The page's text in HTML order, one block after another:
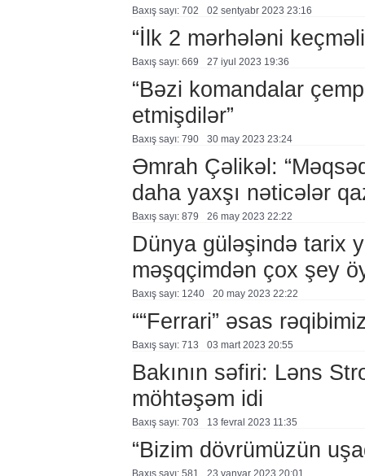
Baxış sayı: 702 02 sentyabr 2023 23:16
“İlk 2 mərhələni
Baxış sayı: 669 27 i̇yul 2023 19:36
“Bəzi komandalar
etmişdilər”
Baxış sayı: 790 30 may 2023 23:24
Əmrah Çəlikəl:
daha yaxşı nəticələr
Baxış sayı: 879 26 may 2023 22:22
Dünya güləşində tarix
məşqçimdən çox şey
Baxış sayı: 1240 20 may 2023 22:22
““Ferrari” əsas
Baxış sayı: 713 03 mart 2023 20:55
Bakının səfiri: Ləns
möhtəşəm idi
Baxış sayı: 703 13 fevral 2023 11:35
“Bizim dövrümüzün
Baxış sayı: 581 23 yanvar 2023 20:01